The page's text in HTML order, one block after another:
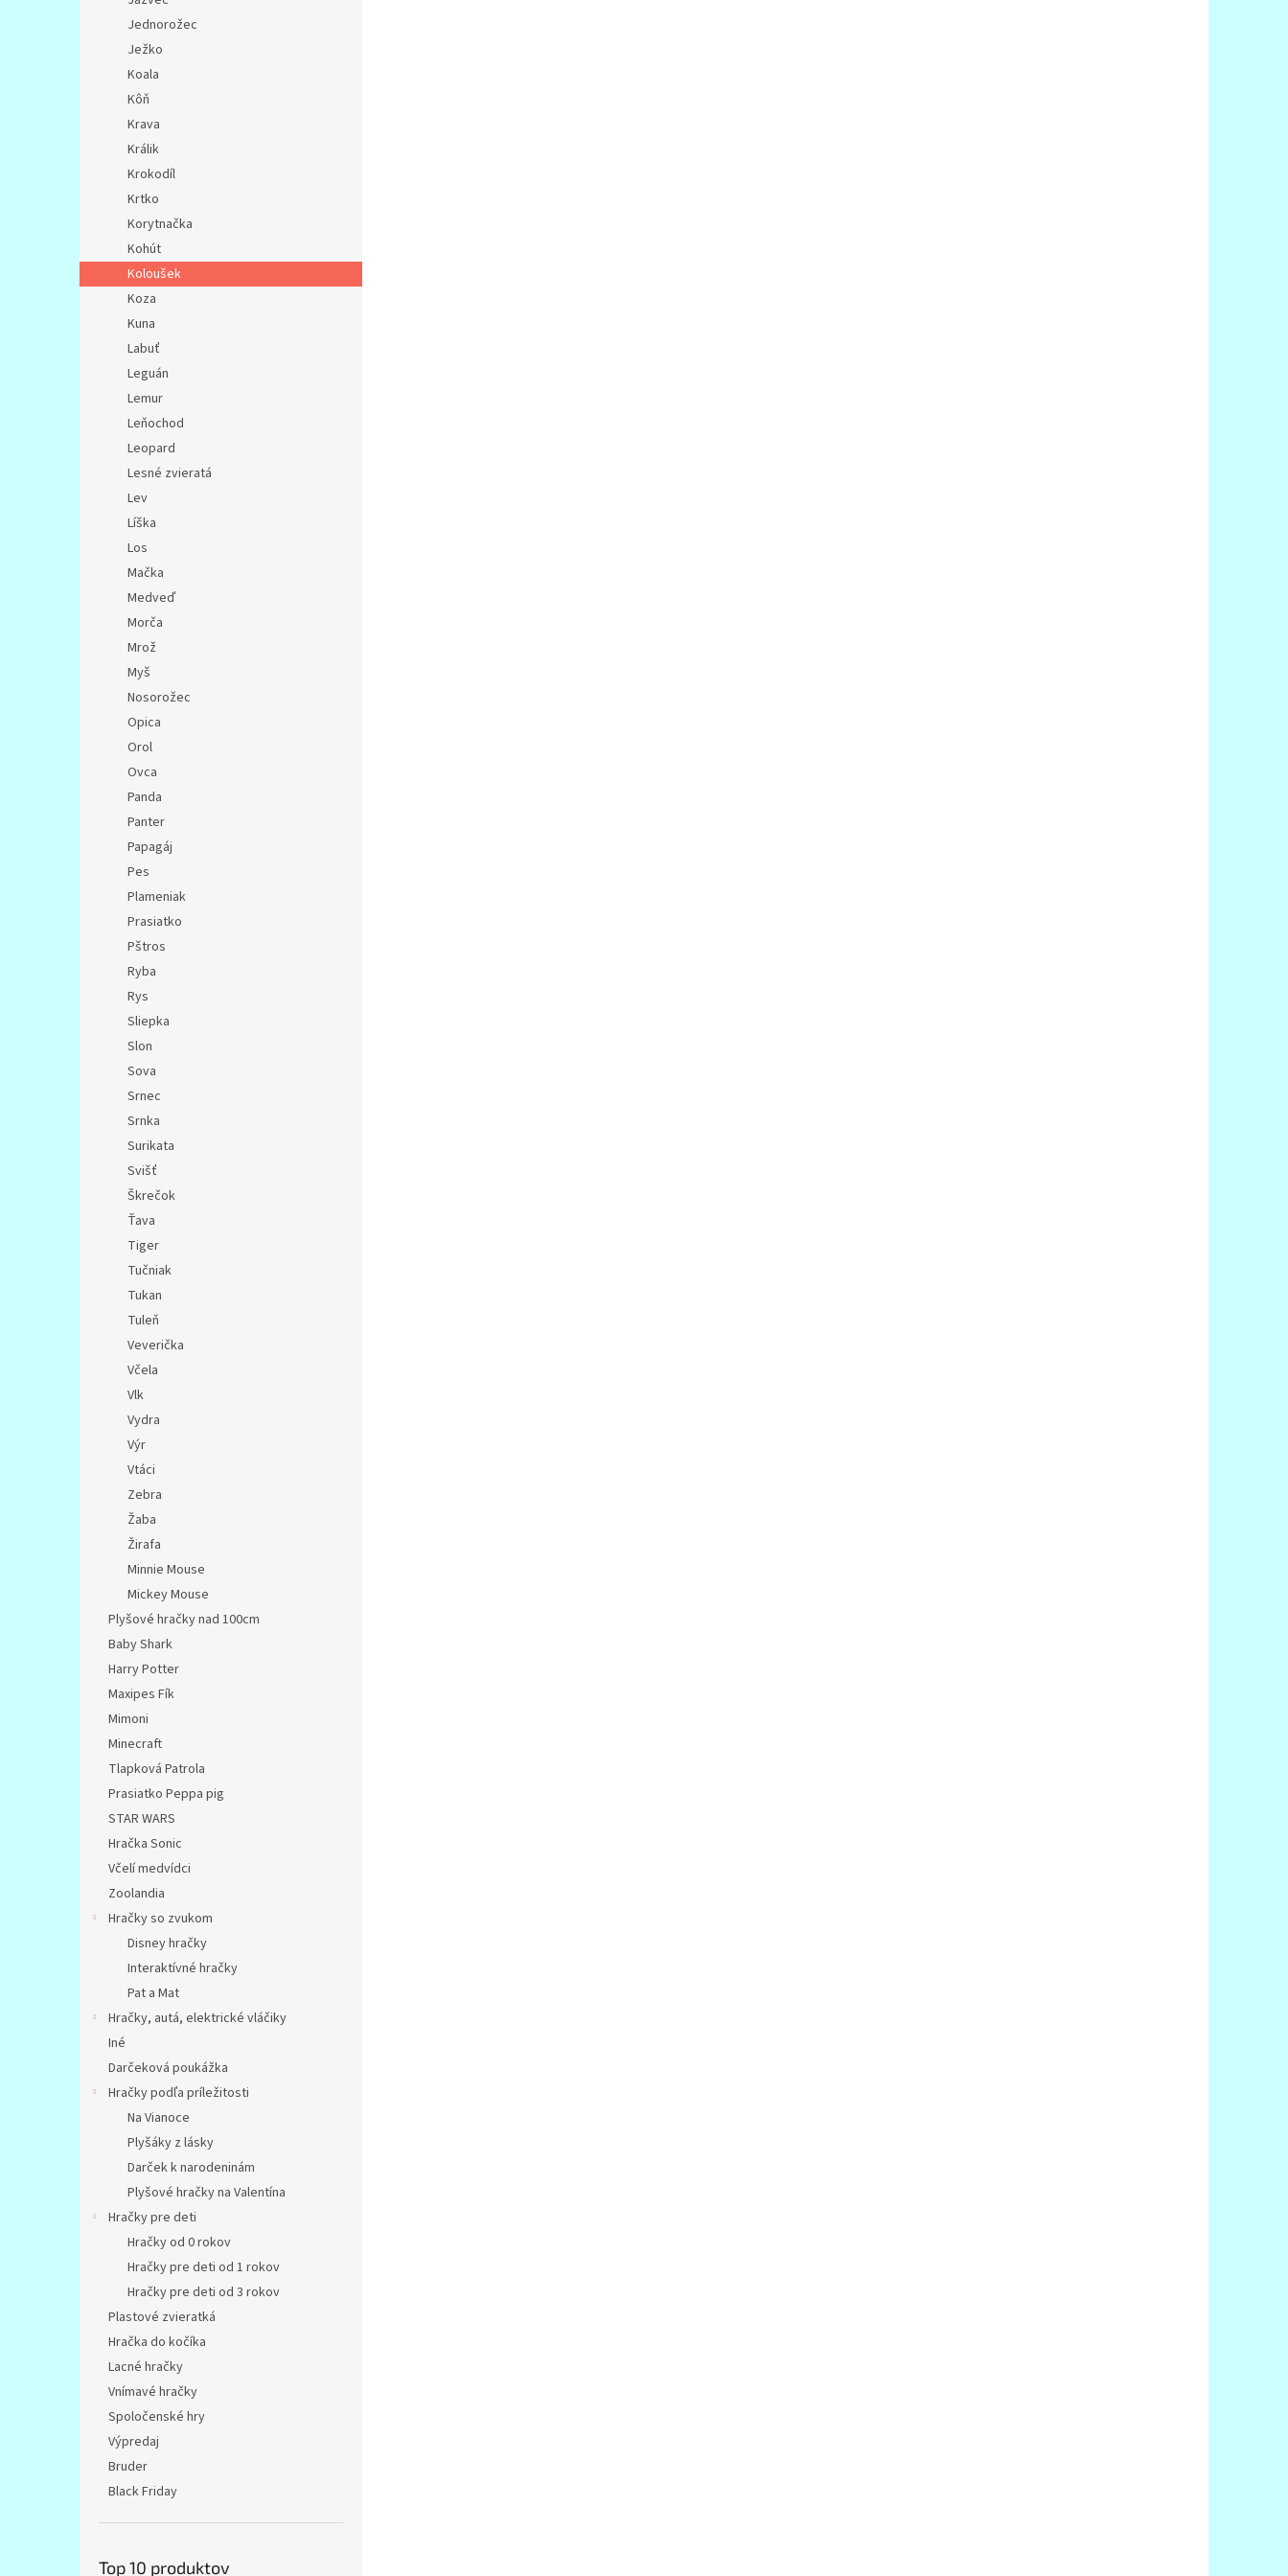
Jednorožec
Ježko
Koala
Kôň
Krava
Králik
Krokodíl
Krtko
Korytnačka
Kohút
Koloušek
Koza
Kuna
Labuť
Leguán
Lemur
Leňochod
Leopard
Lesné zvieratá
Lev
Líška
Los
Mačka
Medveď
Morča
Mrož
Myš
Nosorožec
Opica
Orol
Ovca
Panda
Panter
Papagáj
Pes
Plameniak
Prasiatko
Pštros
Ryba
Rys
Sliepka
Slon
Sova
Srnec
Srnka
Surikata
Svišť
Škrečok
Ťava
Tiger
Tučniak
Tukan
Tuleň
Veverička
Včela
Vlk
Vydra
Výr
Vtáci
Zebra
Žaba
Žirafa
Minnie Mouse
Mickey Mouse
Plyšové hračky nad 100cm
Baby Shark
Harry Potter
Maxipes Fík
Mimoni
Minecraft
Tlapková Patrola
Prasiatko Peppa pig
STAR WARS
Hračka Sonic
Včelí medvídci
Zoolandia
Hračky so zvukom
Disney hračky
Interaktívné hračky
Pat a Mat
Hračky, autá, elektrické vláčiky
Iné
Darčeková poukážka
Hračky podľa príležitosti
Na Vianoce
Plyšáky z lásky
Darček k narodeninám
Plyšové hračky na Valentína
Hračky pre deti
Hračky od 0 rokov
Hračky pre deti od 1 rokov
Hračky pre deti od 3 rokov
Plastové zvieratká
Hračka do kočíka
Lacné hračky
Vnímavé hračky
Spoločenské hry
Výpredaj
Bruder
Black Friday
Top 10 produktov